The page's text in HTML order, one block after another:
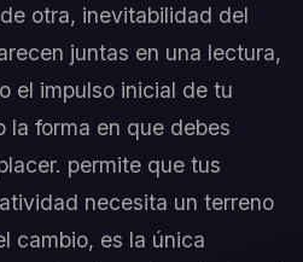
otra, inevitabilidad del
juntas en una lectura,
el impulso inicial de tu
la forma en que debes
permite que tus
necesita un terreno
cambio, es la única